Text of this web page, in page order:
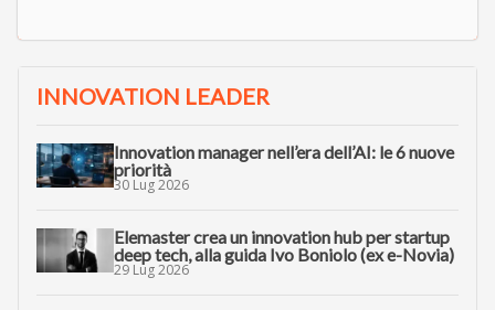
INNOVATION LEADER
Innovation manager nell’era dell’AI: le 6 nuove
priorità
30 Lug 2026
Elemaster crea un innovation hub per startup
deep tech, alla guida Ivo Boniolo (ex e-Novia)
29 Lug 2026